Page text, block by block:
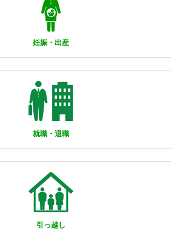
妊娠・出産
就職・退職
引っ越し